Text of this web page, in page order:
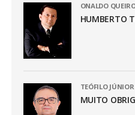
ONALDO
HUMBERTO
TEÓFILO JÚNIOR
MUITO